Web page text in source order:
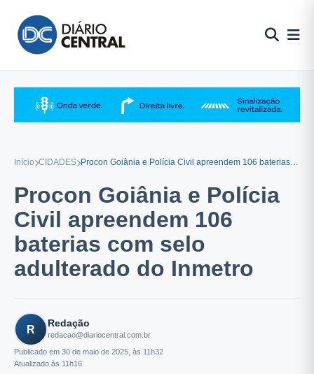
conteúdo
Início CIDADES Procon Goiânia e Polícia Civil apreendem 106 baterias com selo adulterado do Inmetro
Procon Goiânia e Polícia
Civil apreendem 106
baterias com selo
adulterado do Inmetro
R
Redação
redacao@diariocentral.com.br
Publicado em 30 de maio de 2025, às 11h32
Atualizado às 11h16